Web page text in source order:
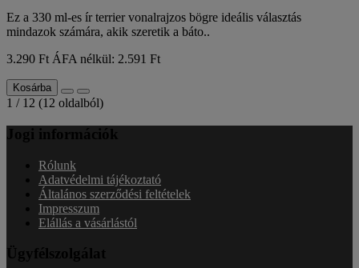
Ez a 330 ml-es ír terrier vonalrajzos bögre ideális választás
mindazok számára, akik szeretik a báto..
3.290 Ft ÁFA nélkül: 2.591 Ft
Kosárba
1 / 12 (12 oldalból)
Jogi információk
Rólunk
Adatvédelmi tájékoztató
Általános szerződési feltételek
Impresszum
Elállás a vásárlástól
Ügyfélszolgálat